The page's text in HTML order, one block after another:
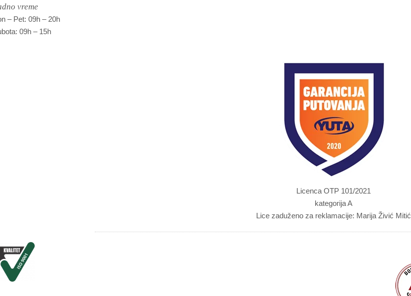
vreme
– Pet: 09h – 20h
09h – 15h
Licenca OTP 101/2021
kategorija A
Lice zaduženo za reklamacije: Marija Živić Mitić